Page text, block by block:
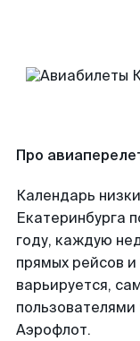
Про
Календарь
Екатеринбурга
году, каждую
прямых рейсов
варьируется,
Аэрофлот.